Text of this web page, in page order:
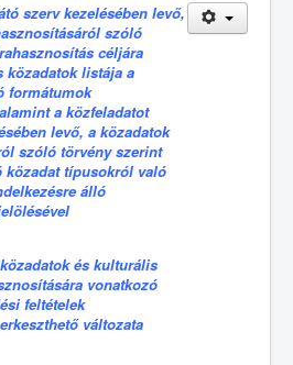
szerv kezelésében levő,
szóló
céljára
közadatok listája a
formátumok
a közfeladatot
levő, a közadatok
szóló törvény szerint
közadat típusokról való
álló
és kulturális
vonatkozó
feltételek
változata